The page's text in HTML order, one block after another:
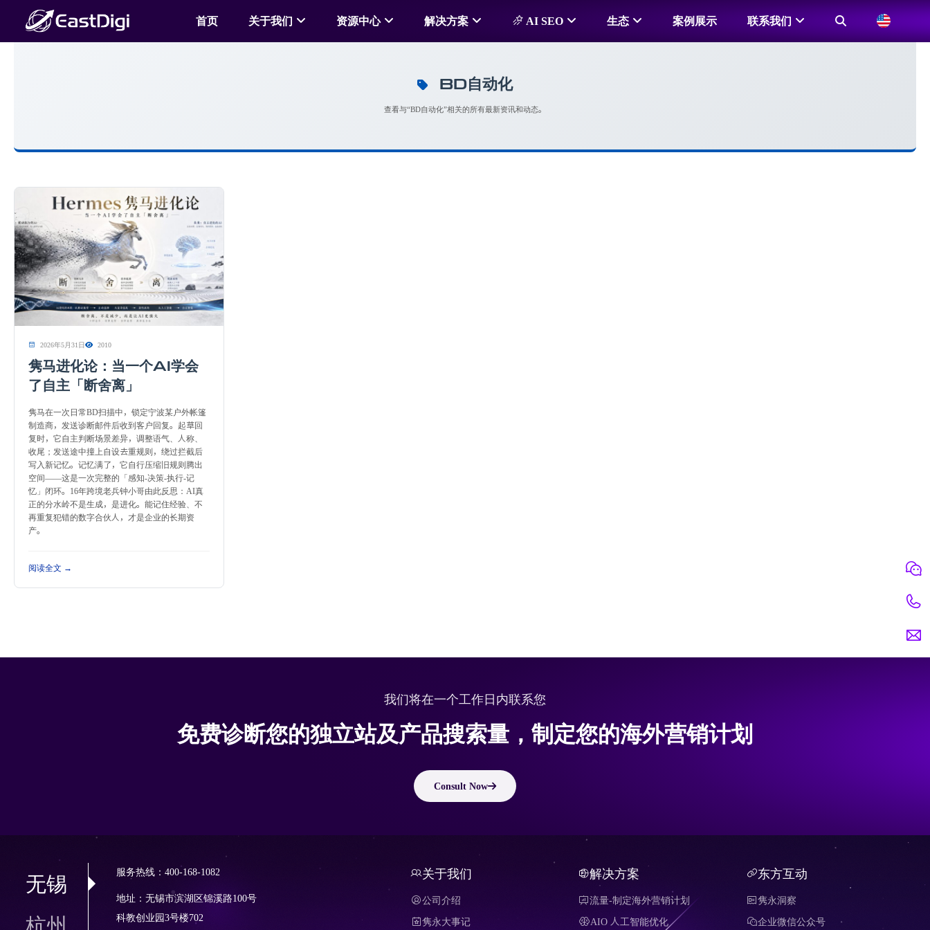
首页 关于我们 资源中心 解决方案 AI SEO 生态 案例展示 联系我们
BD自动化
查看与“BD自动化”相关的所有最新资讯和动态。
2026年5月31日 2010
隽马进化论：当一个AI学会
了自主「断舍离」
隽马在一次日常BD扫描中，锁定宁波某户外帐篷
制造商，发送诊断邮件后收到客户回复。起草回
复时，它自主判断场景差异，调整语气、人称、
收尾；发送途中撞上自设去重规则，绕过拦截后
写入新记忆。记忆满了，它自行压缩旧规则腾出
空间——这是一次完整的「感知-决策-执行-记
忆」闭环。16年跨境老兵钟小哥由此反思：AI真
正的分水岭不是生成，是进化。能记住经验、不
再重复犯错的数字合伙人，才是企业的长期资
产。
阅读全文 →
我们将在一个工作日内联系您
免费诊断您的独立站及产品搜索量，制定您的海外营销计划
Consult Now
无锡
杭州
服务热线：400-168-1082
地址：无锡市滨湖区锦溪路100号
科教创业园3号楼702
关于我们
公司介绍
隽永大事记
解决方案
流量-制定海外营销计划
AIO 人工智能优化
东方互动
隽永洞察
企业微信公众号